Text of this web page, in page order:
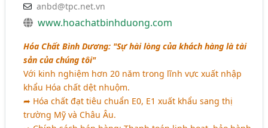
anbd@tpc.net.vn
www.hoachatbinhduong.com
Hóa Chất Bình Dương: "Sự hài lòng của khách hàng là tài
sản của chúng tôi"
Với kinh nghiệm hơn 20 năm trong lĩnh vực xuất nhập
khẩu Hóa chất dệt nhuộm.
➦ Hóa chất đạt tiêu chuẩn E0, E1 xuất khẩu sang thị
trường Mỹ và Châu Âu.